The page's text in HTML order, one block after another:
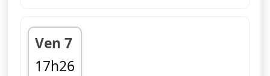
Ven 7
17h26